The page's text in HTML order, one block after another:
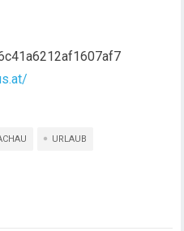
URLAUB